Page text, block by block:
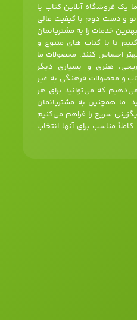
یک فروشگاه آنلاین کتاب با
نو و دست دوم با کیفیت عالی
خدمات را به مشتریانمان
تا با کتاب های متنوع و
احساس کنند. محصولات ما
هنری و بسیاری دیگر
و محصولات فرهنگی به غیر
که می‌توانید برای هر
ما همچنین به مشتریانمان
سریع را فراهم می‌کنیم
مناسب برای آنها انتخاب